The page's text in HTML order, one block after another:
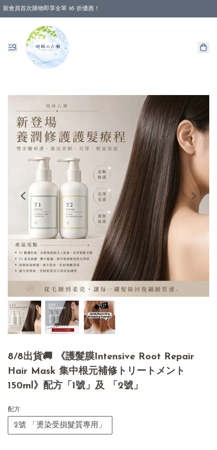
新會員首次購物即享全單 95 折優惠！
消費即享全單 88 折優惠！
8/8出貨🚚 《護髮膜Intensive Root Repair
Hair Mask 集中根元補修トリートメント
150ml》配方「1號」及 「2號」
配方
2號 「燙染受損髮質專用」